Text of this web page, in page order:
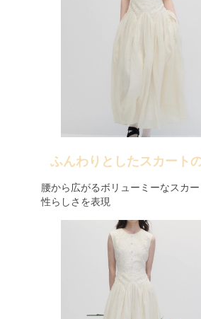
ふんわりとしたスカート
腰から広がるボリューミーなスカ
性らしさを表現